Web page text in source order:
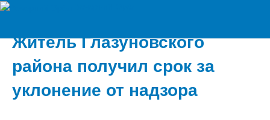
Житель Глазуновского
района получил срок за
уклонение от надзора